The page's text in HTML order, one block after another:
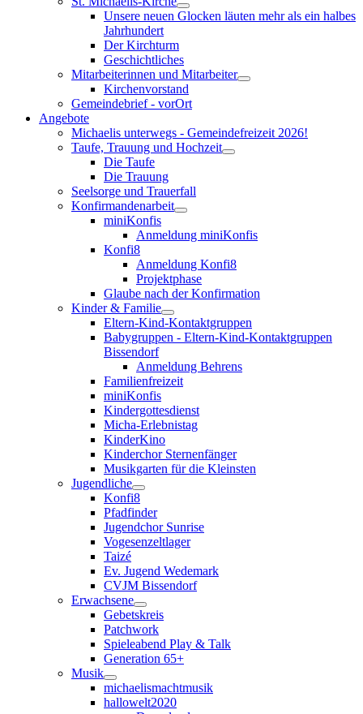
Unsere neuen Glocken läuten mehr als ein halbes
Jahrhundert
Der Kirchturm
Geschichtliches
Mitarbeiterinnen und Mitarbeiter
Kirchenvorstand
Gemeindebrief - vorOrt
Angebote
Michaelis unterwegs - Gemeindefreizeit 2026!
Taufe, Trauung und Hochzeit
Die Taufe
Die Trauung
Seelsorge und Trauerfall
Konfirmandenarbeit
miniKonfis
Anmeldung miniKonfis
Konfi8
Anmeldung Konfi8
Projektphase
Glaube nach der Konfirmation
Kinder & Familie
Eltern-Kind-Kontaktgruppen
Babygruppen - Eltern-Kind-Kontaktgruppen
Bissendorf
Anmeldung Behrens
Familienfreizeit
miniKonfis
Kindergottesdienst
Micha-Erlebnistag
KinderKino
Kinderchor Sternenfänger
Musikgarten für die Kleinsten
Jugendliche
Konfi8
Pfadfinder
Jugendchor Sunrise
Vogesenzeltlager
Taizé
Ev. Jugend Wedemark
CVJM Bissendorf
Erwachsene
Gebetskreis
Patchwork
Spieleabend Play & Talk
Generation 65+
Musik
michaelismachtmusik
hallowelt2020